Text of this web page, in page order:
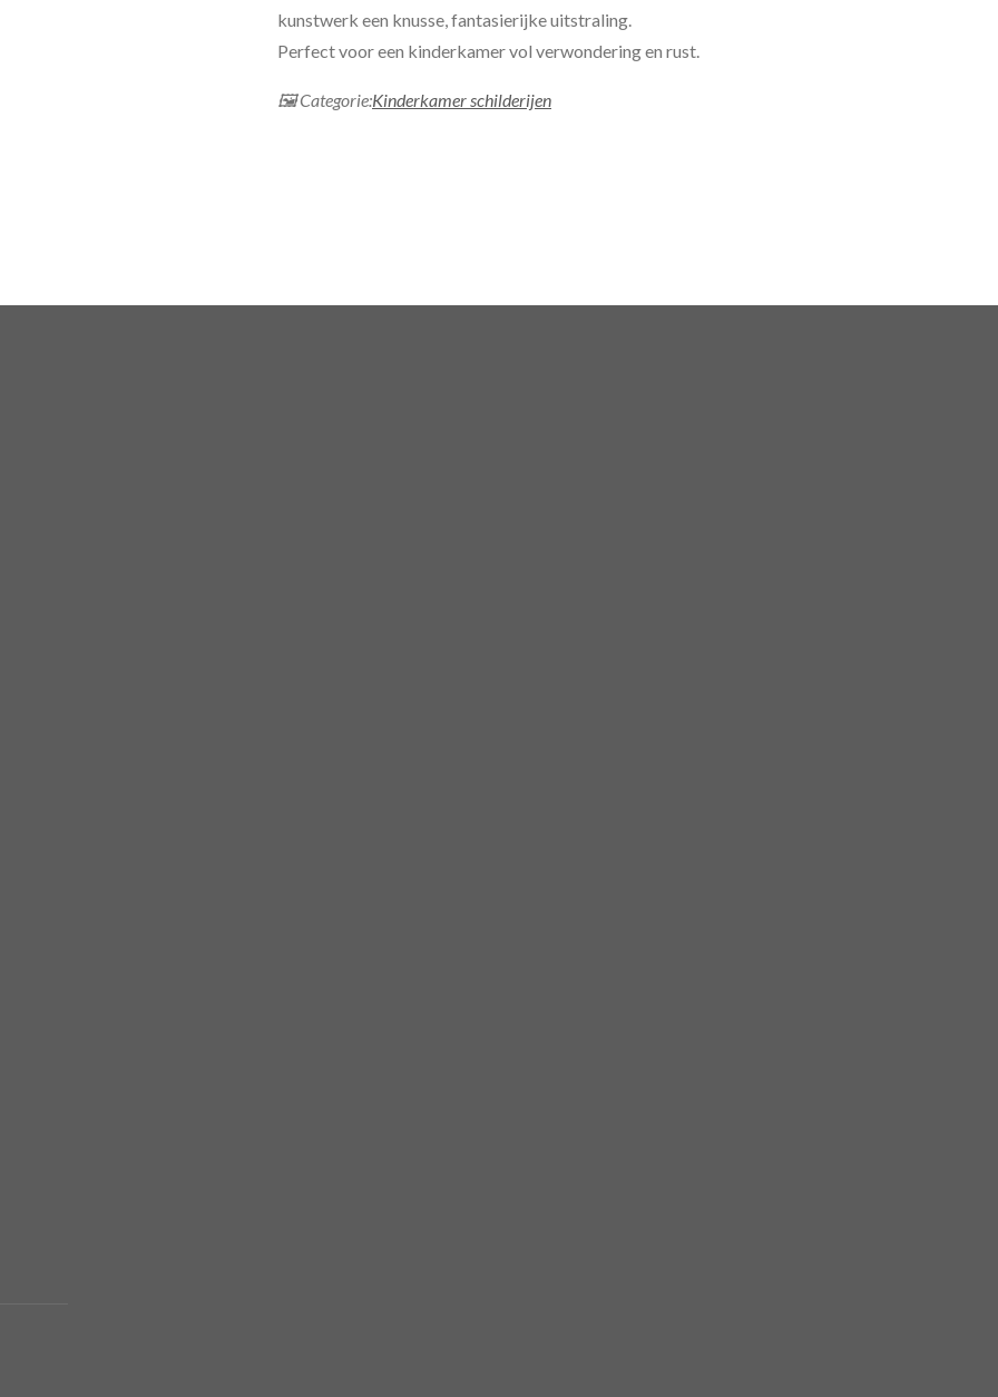
kunstwerk een knusse, fantasierijke uitstraling.
Perfect voor een kinderkamer vol verwondering en rust.
🖼 Categorie:Kinderkamer schilderijen